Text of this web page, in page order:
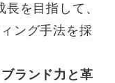
を目指して、
ング手法を採
ランド力と革